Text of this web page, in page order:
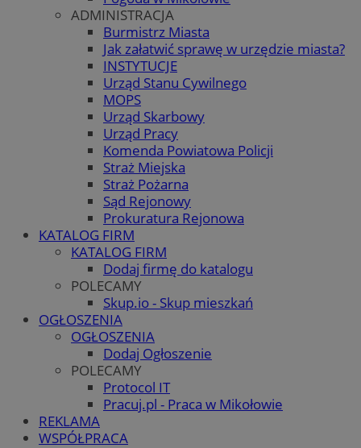
ADMINISTRACJA
Burmistrz Miasta
Jak załatwić sprawę w urzędzie miasta?
INSTYTUCJE
Urząd Stanu Cywilnego
MOPS
Urząd Skarbowy
Urząd Pracy
Komenda Powiatowa Policji
Straż Miejska
Straż Pożarna
Sąd Rejonowy
Prokuratura Rejonowa
KATALOG FIRM
KATALOG FIRM
Dodaj firmę do katalogu
POLECAMY
Skup.io - Skup mieszkań
OGŁOSZENIA
OGŁOSZENIA
Dodaj Ogłoszenie
POLECAMY
Protocol IT
Pracuj.pl - Praca w Mikołowie
REKLAMA
WSPÓŁPRACA